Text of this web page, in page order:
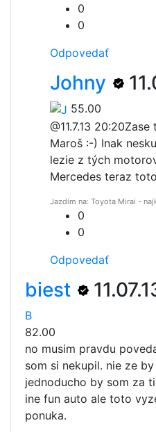
0
0
Odpovedať
Johny
55.00
@11.7.13 20:20Zase
Maroš :-) Inak
lezie z tých
Mercedes teraz
Jazdím na: Toyota Mirai -
0
0
Odpovedať
biest
B
82.00
no musim pravdu
som si nekupil. nie ze
jednoducho by som za
ine fun auto ale toto
ponuka.